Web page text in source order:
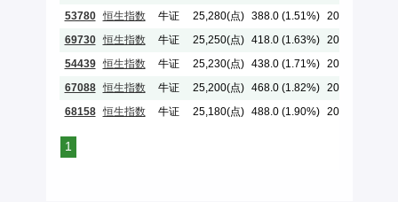
53780 恒生指数 牛证 25,280(点) 388.0 (1.51%) 2028-07-28
69730 恒生指数 牛证 25,250(点) 418.0 (1.63%) 2028-12-28
54439 恒生指数 牛证 25,230(点) 438.0 (1.71%) 2028-07-28
67088 恒生指数 牛证 25,200(点) 468.0 (1.82%) 2026-12-30
68158 恒生指数 牛证 25,180(点) 488.0 (1.90%) 2026-12-30
1